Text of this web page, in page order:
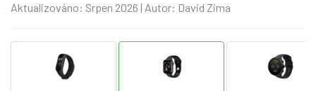
Aktualizováno: Srpen 2026 | Autor: David Zima